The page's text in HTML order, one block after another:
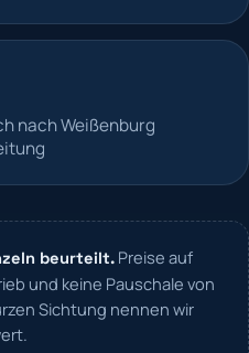
nach Weißenburg
beurteilt. Preise auf
und keine Pauschale von
Sichtung nennen wir